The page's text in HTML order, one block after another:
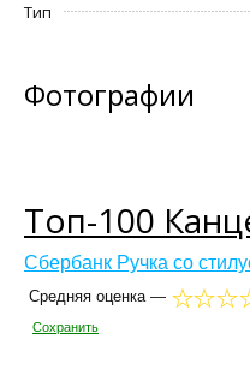
Тип
Фотографии
Топ-100
Сбербанк Ручка со
Средняя оценка —
Сохранить